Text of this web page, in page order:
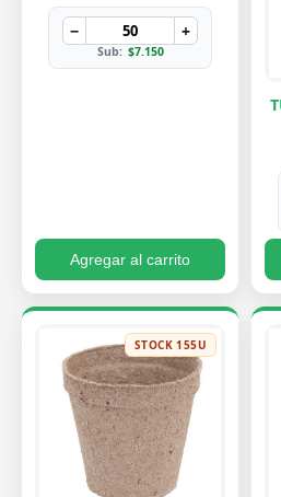
− +
Sub: $7.150
Agregar al carrito
STOCK 155U